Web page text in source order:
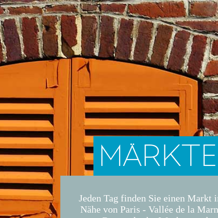
MÄRKTE
Jeden Tag finden Sie einen Markt
Nähe von Paris - Vallée de la